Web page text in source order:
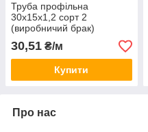
Труба профільна
30x15х1,2 сорт 2
(виробничий брак)
30,51 ₴/м
Купити
Про нас